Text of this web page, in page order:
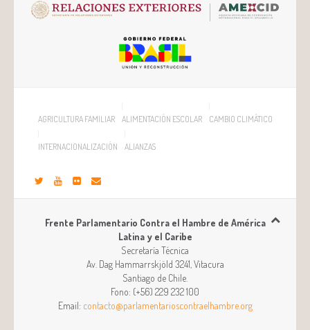
AGRICULTURA FAMILIAR ALIMENTACIÓN ESCOLAR CAMBIO CLIMÁTICO
INTERNACIONALIZACIÓN ALIANZAS
Frente Parlamentario Contra el Hambre de América
Latina y el Caribe
Secretaría Técnica
Av. Dag Hammarrskjöld 3241, Vitacura
Santiago de Chile
Fono: (+56) 229 232 100
Email: contacto@parlamentarioscontraelhambre.org